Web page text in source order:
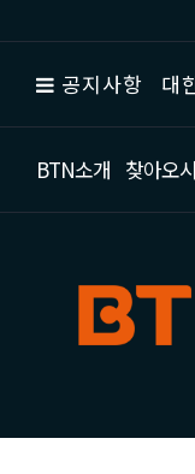
공지사항 대
BTN소개 찾아오